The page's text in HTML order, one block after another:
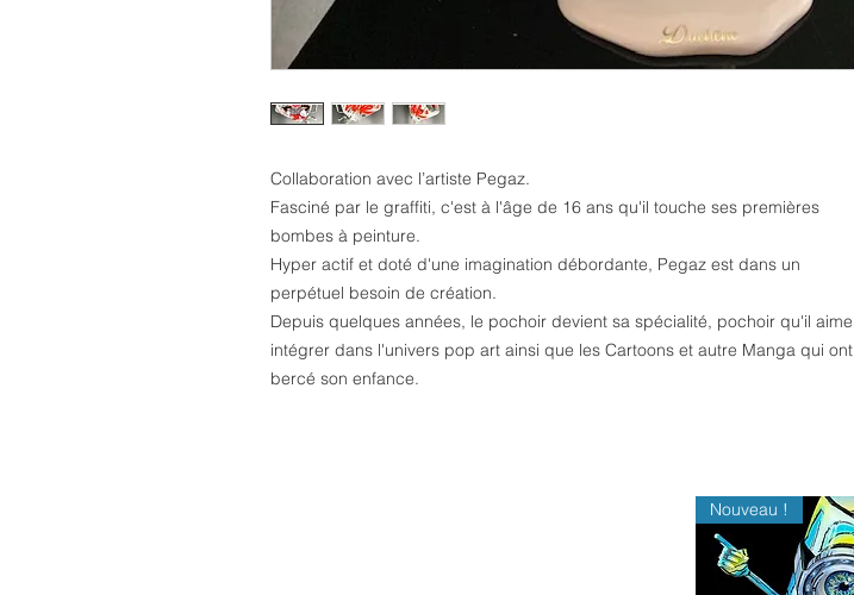
Collaboration avec l’artiste Pegaz.
Fasciné par le graffiti, c'est à l'âge de 16 ans qu'il touche ses premières
bombes à peinture.
Hyper actif et doté d'une imagination débordante, Pegaz est dans un
perpétuel besoin de création.
Depuis quelques années, le pochoir devient sa spécialité, pochoir qu'il aime
intégrer dans l'univers pop art ainsi que les Cartoons et autre Manga qui ont
bercé son enfance.
Nouveau !